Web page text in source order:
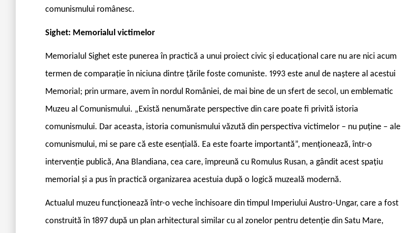
comunismului românesc.
Sighet: Memorialul victimelor
Memorialul Sighet este punerea în practică a unui proiect civic și educațional care nu are nici acum
termen de comparație în niciuna dintre țările foste comuniste. 1993 este anul de naștere al acestui
Memorial; prin urmare, avem în nordul României, de mai bine de un sfert de secol, un emblematic
Muzeu al Comunismului. „Există nenumărate perspective din care poate fi privită istoria
comunismului. Dar aceasta, istoria comunismului văzută din perspectiva victimelor – nu puține – ale
comunismului, mi se pare că este esențială. Ea este foarte importantă”, menționează, într-o
intervenție publică, Ana Blandiana, cea care, împreună cu Romulus Rusan, a gândit acest spațiu
memorial și a pus în practică organizarea acestuia după o logică muzeală modernă.
Actualul muzeu funcționează într-o veche închisoare din timpul Imperiului Austro-Ungar, care a fost
construită în 1897 după un plan arhitectural similar cu al zonelor pentru detenție din Satu Mare,